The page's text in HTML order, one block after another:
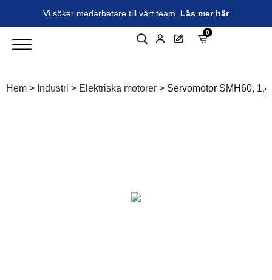
Vi söker medarbetare till vårt team. Läs mer här
0
Hem > Industri > Elektriska motorer > Servomotor SMH60,